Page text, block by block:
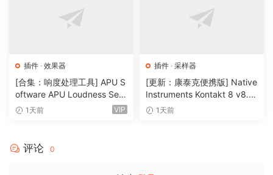
only generation station you need…
Generation Station
We’ve all experienced those moments when creativity runs
dry. Fear not, as the newly updated Instacomposer 2 is
you’re a professional musician or just starting out, this
插件 · 效果器
[合集：响度处理工具] APU S
oftware APU Loudness Seri
es v5.7.0 Incl Keygen-R2R
1天前 VIP
插件 · 采样器
[更新：康泰克便携版] Native
Instruments Kontakt 8 v8.1
2.1 PORTABLE-vkDanilov
1天前
评论 0